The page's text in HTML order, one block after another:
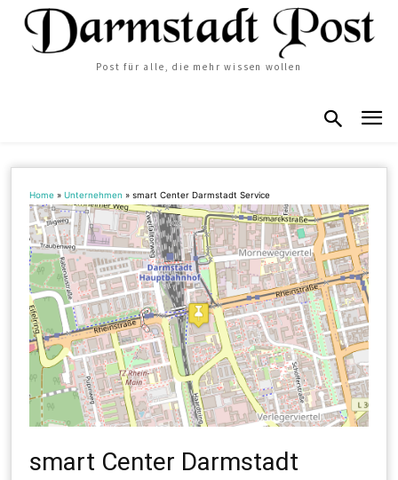
Post für alle, die mehr wissen wollen
Home »Unternehmen »smart Center Darmstadt Service
smart Center Darmstadt